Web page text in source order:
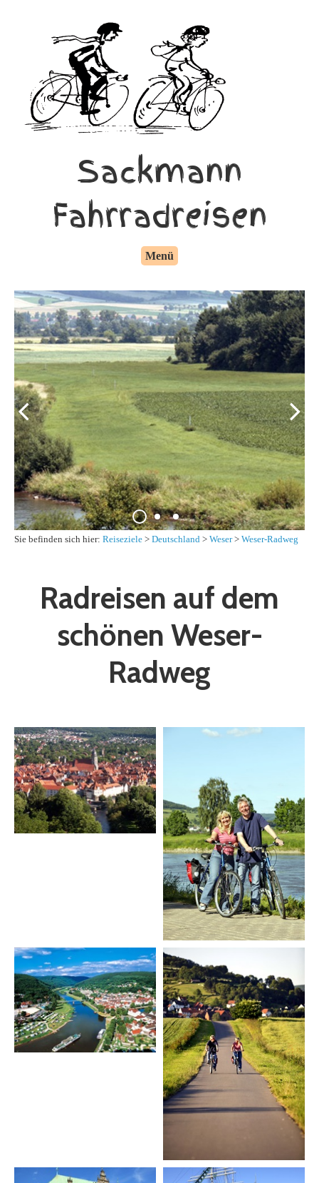
Sackmann
Fahrradreisen
Menü
Sie befinden sich hier: Reiseziele > Deutschland > Weser> Weser-Radweg
Radreisen auf dem
schönen Weser-
Radweg